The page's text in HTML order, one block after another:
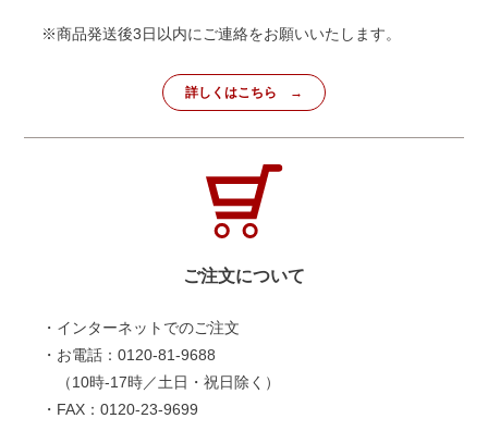
※商品発送後3日以内にご連絡をお願いいたします。
詳しくはこちら
ご注文について
・インターネットでのご注文
・お電話：0120-81-9688
（10時-17時／土日・祝日除く）
・FAX：0120-23-9699